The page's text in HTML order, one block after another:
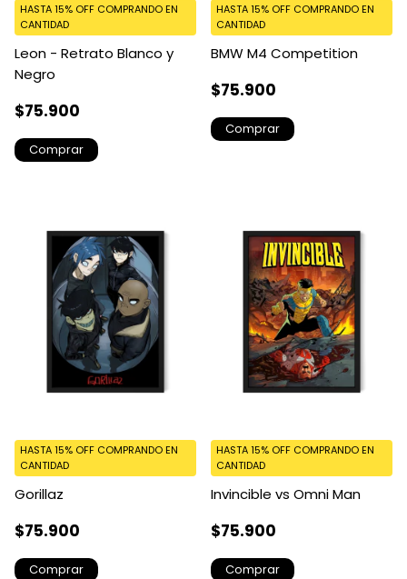
Leon - Retrato Blanco y
Negro
$75.900
HASTA 15% OFF COMPRANDO EN
CANTIDAD
Comprar
BMW M4 Competition
$75.900
HASTA 15% OFF COMPRANDO EN
CANTIDAD
Comprar
Gorillaz
$75.900
HASTA 15% OFF COMPRANDO EN
CANTIDAD
Comprar
Invincible vs Omni Man
$75.900
HASTA 15% OFF COMPRANDO EN
CANTIDAD
Comprar